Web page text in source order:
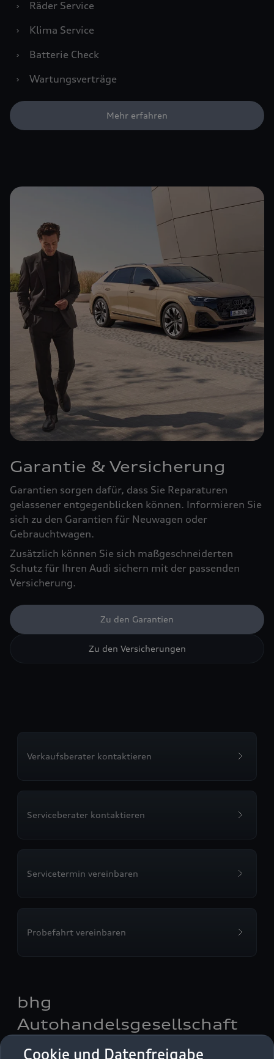
Cookie und Datenfreigabe
›
Räder Service
›
Klima Service
›
Batterie Check
›
Wartungsverträge
Mehr erfahren
Garantie & Versicherung
Garantien sorgen dafür, dass Sie Reparaturen
gelassener entgegenblicken können. Informieren Sie
sich zu den Garantien für Neuwagen oder
Gebrauchtwagen.
Zusätzlich können Sie sich maßgeschneiderten
Schutz für Ihren Audi sichern mit der passenden
Versicherung.
Zu den Garantien
Zu den Versicherungen
Verkaufsberater kontaktieren
Serviceberater kontaktieren
Servicetermin vereinbaren
Probefahrt vereinbaren
bhg
Autohandelsgesellschaft
mbH Balingen